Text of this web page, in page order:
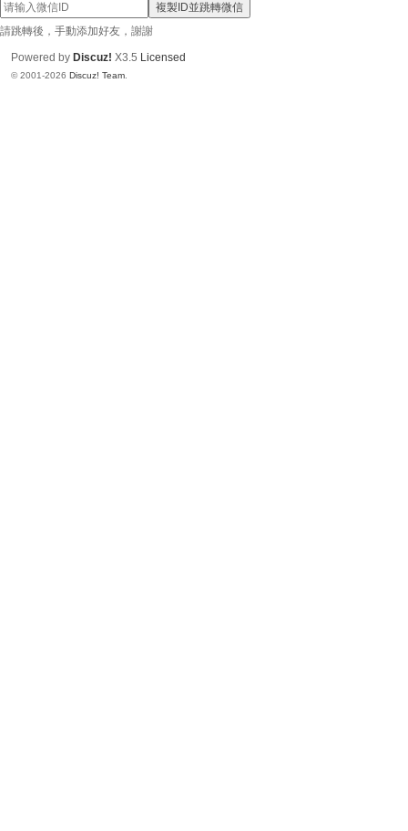
複製ID並跳轉微信
請跳轉後，手動添加好友，謝謝
Powered by Discuz! X3.5 Licensed
© 2001-2026 Discuz! Team